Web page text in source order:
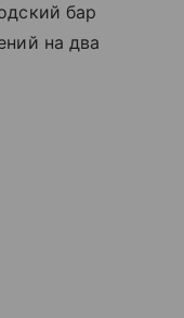
бар
на два